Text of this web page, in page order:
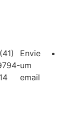
(41)
Envie
um
email